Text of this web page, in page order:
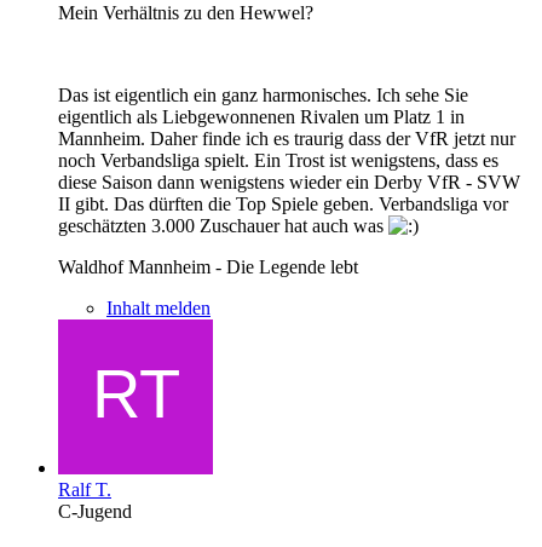
Mein Verhältnis zu den Hewwel?
Das ist eigentlich ein ganz harmonisches. Ich sehe Sie
eigentlich als Liebgewonnenen Rivalen um Platz 1 in
Mannheim. Daher finde ich es traurig dass der VfR jetzt nur
noch Verbandsliga spielt. Ein Trost ist wenigstens, dass es
diese Saison dann wenigstens wieder ein Derby VfR - SVW
II gibt. Das dürften die Top Spiele geben. Verbandsliga vor
geschätzten 3.000 Zuschauer hat auch was
Waldhof Mannheim - Die Legende lebt
Inhalt melden
Ralf T.
C-Jugend